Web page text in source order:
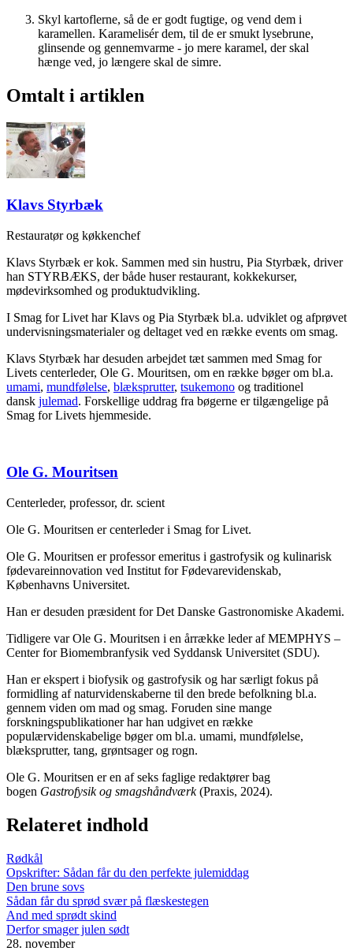
Skyl kartoflerne, så de er godt fugtige, og vend dem i
karamellen. Karamelisér dem, til de er smukt lysebrune,
glinsende og gennemvarme - jo mere karamel, der skal
hænge ved, jo længere skal de simre.
Omtalt i artiklen
Klavs Styrbæk
Restauratør og køkkenchef
Klavs Styrbæk er kok. Sammen med sin hustru, Pia Styrbæk, driver
han STYRBÆKS, der både huser restaurant, kokkekurser,
mødevirksomhed og produktudvikling.
I Smag for Livet har Klavs og Pia Styrbæk bl.a. udviklet og afprøvet
undervisningsmaterialer og deltaget ved en række events om smag.
Klavs Styrbæk har desuden arbejdet tæt sammen med Smag for
Livets centerleder, Ole G. Mouritsen, om en række bøger om bl.a.
umami, mundfølelse, blæksprutter, tsukemono og traditionel
dansk julemad. Forskellige uddrag fra bøgerne er tilgængelige på
Smag for Livets hjemmeside.
Ole G. Mouritsen
Centerleder, professor, dr. scient
Ole G. Mouritsen er centerleder i Smag for Livet.
Ole G. Mouritsen er professor emeritus i gastrofysik og kulinarisk
fødevareinnovation ved Institut for Fødevarevidenskab,
Københavns Universitet.
Han er desuden præsident for Det Danske Gastronomiske Akademi.
Tidligere var Ole G. Mouritsen i en årrække leder af MEMPHYS –
Center for Biomembranfysik ved Syddansk Universitet (SDU).
Han er ekspert i biofysik og gastrofysik og har særligt fokus på
formidling af naturvidenskaberne til den brede befolkning bl.a.
gennem viden om mad og smag. Foruden sine mange
forskningspublikationer har han udgivet en række
populærvidenskabelige bøger om bl.a. umami, mundfølelse,
blæksprutter, tang, grøntsager og rogn.
Ole G. Mouritsen er en af seks faglige redaktører bag
bogen Gastrofysik og smagshåndværk(Praxis, 2024).
Relateret indhold
Rødkål
Opskrifter: Sådan får du den perfekte julemiddag
Den brune sovs
Sådan får du sprød svær på flæskestegen
And med sprødt skind
Derfor smager julen sødt
28. november